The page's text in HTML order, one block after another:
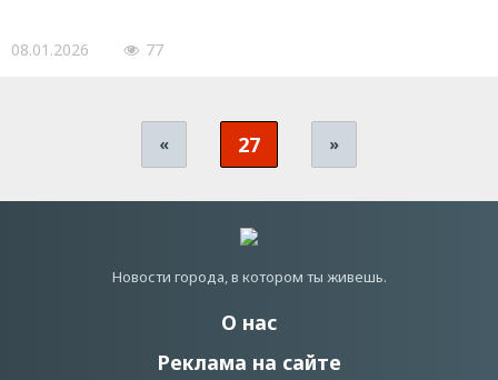
08.01.2026 77
« 27 »
Новости города, в котором ты живешь.
О нас
Реклама на сайте